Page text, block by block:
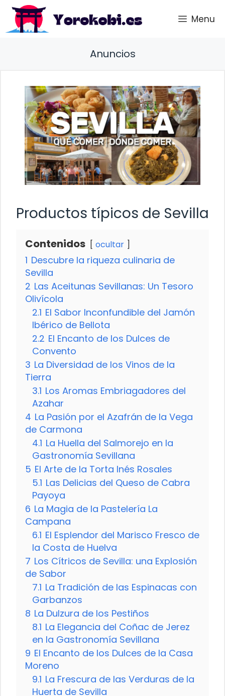
Saltar
contenido
Menu
Anuncios
Productos típicos de Sevilla
Contenidos ocultar
1 Descubre la riqueza culinaria de
Sevilla
2 Las Aceitunas Sevillanas: Un Tesoro
Olivícola
2.1 El Sabor Inconfundible del Jamón
Ibérico de Bellota
2.2 El Encanto de los Dulces de
Convento
3 La Diversidad de los Vinos de la
Tierra
3.1 Los Aromas Embriagadores del
Azahar
4 La Pasión por el Azafrán de la Vega
de Carmona
4.1 La Huella del Salmorejo en la
Gastronomía Sevillana
5 El Arte de la Torta Inés Rosales
5.1 Las Delicias del Queso de Cabra
Payoya
6 La Magia de la Pastelería La
Campana
6.1 El Esplendor del Marisco Fresco de
la Costa de Huelva
7 Los Cítricos de Sevilla: una Explosión
de Sabor
7.1 La Tradición de las Espinacas con
Garbanzos
8 La Dulzura de los Pestiños
8.1 La Elegancia del Coñac de Jerez
en la Gastronomía Sevillana
9 El Encanto de los Dulces de la Casa
Moreno
9.1 La Frescura de las Verduras de la
Huerta de Sevilla